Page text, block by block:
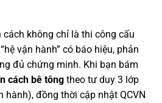
không chỉ là thi công cấu
vận hành” có báo hiệu, phản
đủ chứng minh. Khi bạn bám
cách bê tôngtheo tư duy 3 lớp
đồng thời cập nhật QCVN